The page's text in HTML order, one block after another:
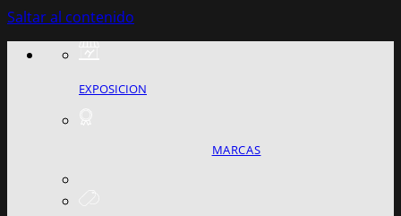
Saltar al contenido
EXPOSICION
MARCAS